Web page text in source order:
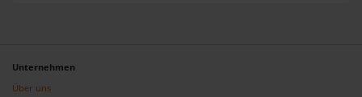
Unternehmen
Über uns